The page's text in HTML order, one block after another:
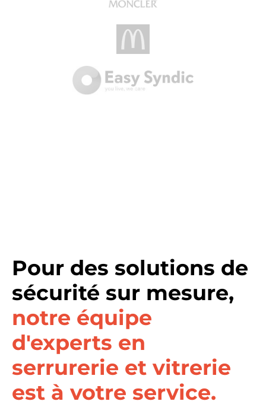
Pour des solutions de
sécurité sur mesure,
notre équipe
d'experts en
serrurerie et vitrerie
est à votre service.